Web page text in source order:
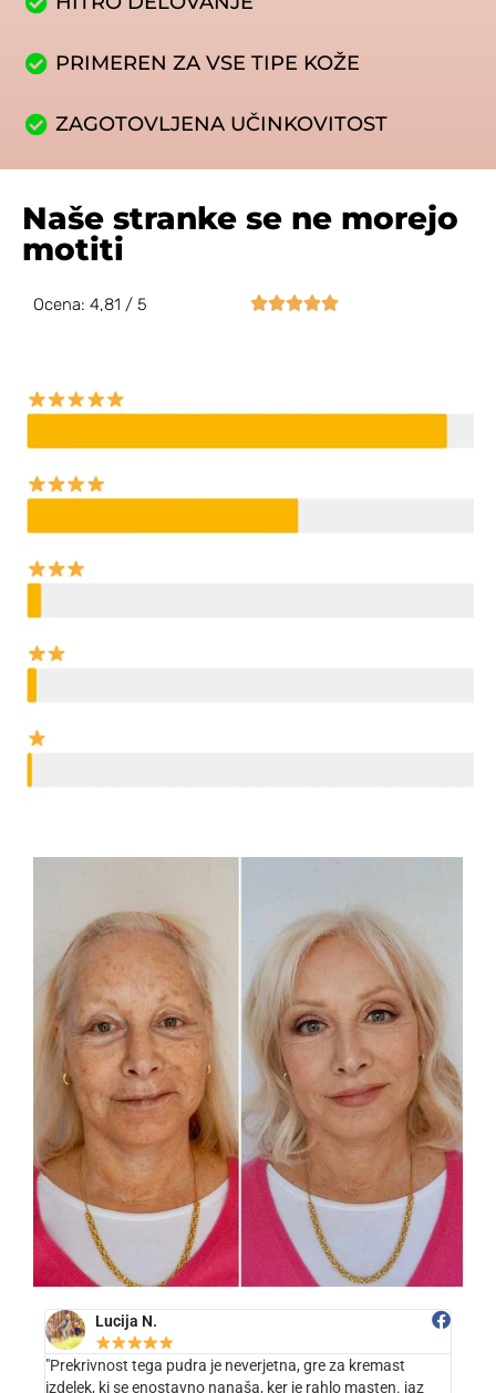
PRIMEREN ZA VSE TIPE KOŽE
ZAGOTOVLJENA UČINKOVITOST
Naše stranke se ne morejo
motiti
Ocena: 4,81 / 5 
Lucija N.
"Prekrivnost tega pudra je neverjetna, gre za kremast
izdelek, ki se enostavno nanaša, ker je rahlo masten. jaz